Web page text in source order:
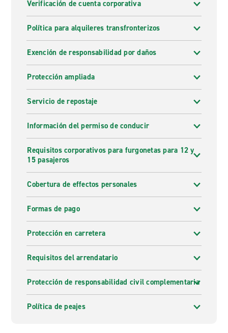
Verificación de cuenta corporativa
Política para alquileres transfronterizos
Exención de responsabilidad por daños
Protección ampliada
Servicio de repostaje
Información del permiso de conducir
Requisitos corporativos para furgonetas para 12 y
15 pasajeros
Cobertura de effectos personales
Formas de pago
Protección en carretera
Requisitos del arrendatario
Protección de responsabilidad civil complementaria
Política de peajes